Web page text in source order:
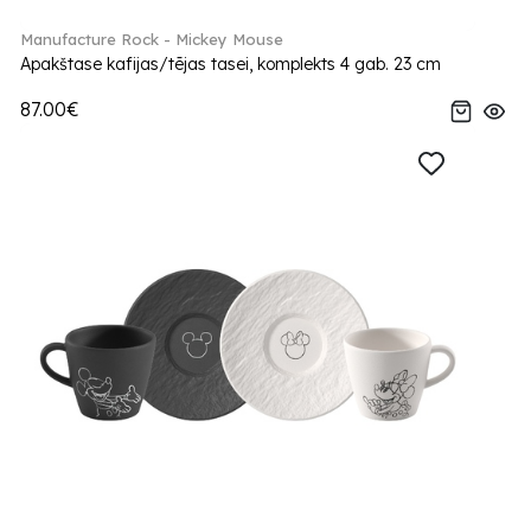
Manufacture Rock - Mickey Mouse
Apakštase kafijas/tējas tasei, komplekts 4 gab. 23 cm
87.00€